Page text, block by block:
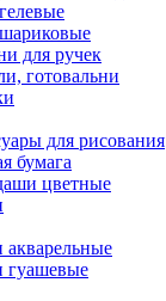
для ручек
готовальни
для рисования
бумага
цветные
акварельные
гуашевые